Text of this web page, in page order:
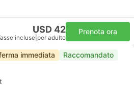
USD 42
incluse per adulto
Prenota ora
immediata Raccomandato